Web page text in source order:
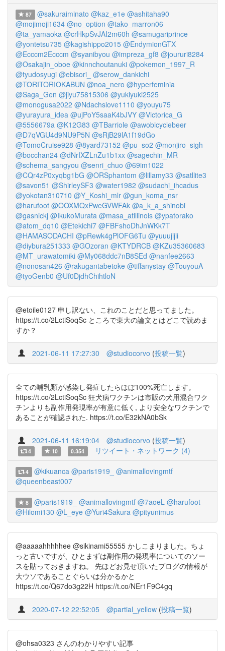
87 @sakuraiminato @kaz_e1e @ashitaha90
@mojimoji1634 @no_option @tako_marron06
@ta_yamaoka @crHkpSvJAI2m60h @samugariprince
@yontetsu735 @kagishippo2015 @EndymionGTX
@Ecccm2Ecccm @syanibyou @impreza_gf8 @joururi8284
@Osakajin_oboe @kinnchoutanuki @pokemon_1997_R
@tyudosyugi @ebisori_ @serow_dankichi
@TORITORIOKABUN @noa_nero @hyperfeminia
@Saga_Gen @jiyu75815306 @yukiyuki2525
@monogusa2022 @Ndachslove1110 @youyu75
@yurayura_idea @ujPoY5saaK4bJVY @Victorica_G
@5556679a @K12G83 @TBarriole @awobicyclebeer
@D7qVGU4d9NU9P5N @sRjB29lA1f19dGo
@TomoCruise928 @8yard73152 @pu_so2 @monjiro_sigh
@bocchan24 @dNrIXZLnZu1b1xx @sagechin_MR
@schema_sangyou @senri_chuo @69im1022
@CQr4zP0xyqbg1bG @ORSphantom @lillamy33 @satllite3
@savon51 @ShirleySF3 @water1982 @sudachi_ihcadus
@yokotan310710 @Y_Koshi_mlr @gun_koma_nsr
@harufoot @OOXMQxPweGVWFAk @a_k_a_shinobi
@gasnickj @IkukoMurata @masa_atillinois @ypatorako
@atom_dq10 @Etekichi7 @FBFshoDhJnWKk7T
@HAMASODACHI @pRewk4gPlOFG6Tu @yuuujijii
@diybura251333 @GOzoran @KTYDRCB @KZu35360683
@MT_urawatomiki @My068ddc7nB8SEd @nanfee2663
@nonosan426 @rakugantabetoke @tiffanystay @TouyouA
@tyoGenb0 @Uf0DjdhChihtloN
@etoile0127 申し訳ない、これのことだと思ってました。
https://t.co/2LctiSoqSc ところで東大の論文とはどこで読めま
すか？
2021-06-11 17:27:30 @studiocorvo (投稿一覧)
全ての哺乳類が感染し発症したらほぼ100%死亡します。
https://t.co/2LctiSoqSc 狂犬病ワクチンは市販の犬用混合ワク
チンよりも副作用発現率が有意に低く, より安全なワクチンで
あることが確認された. https://t.co/E32kNA0bSk
2021-06-11 16:19:04 @studiocorvo (投稿一覧)
4 10 0.354 リツイート・ネットワーク (4)
4 @kikuanca @paris1919_
@animallovingmtf
@queenbeast007
8 @paris1919_ @animallovingmtf @7aoeL @harufoot
@Hilomi130 @L_eye @Yuri4Sakura @pityunimus
@aaaaahhhhhee @sikinami55555 かしこまりました。ちょ
っと古いですが、ひとまずは副作用の発現率についてのソー
スを貼っておきますね。 先ほどお見せ頂いたブログの情報が
大ウソであることぐらいは分かるかと
https://t.co/Q67do3g22H https://t.co/NEr1F9C4gq
2020-07-12 22:52:05 @partial_yellow (投稿一覧)
@ohsa0323 さんのわかりやすい記事